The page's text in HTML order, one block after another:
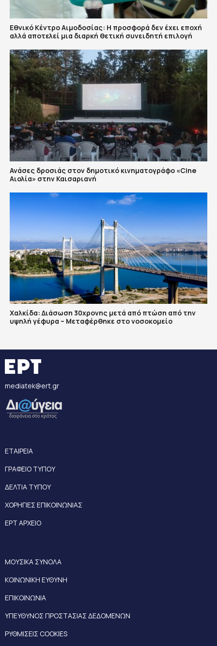
Εθνικό Κέντρο Αιμοδοσίας: H προσφορά δεν έχει εποχή
αλλά αποτελεί μια διαρκή θετική συνειδητή επιλογή
Ανάσες δροσιάς στον δημοτικό κινηματογράφο «Cine
Αιολία» στην Καισαριανή
Χαλκίδα: Διάσωση 30χρονης μετά από πτώση από την
υψηλή γέφυρα – Μεταφέρθηκε στο νοσοκομείο
mediatek@ert.gr
ΕΤΑΙΡΕΙΑ
ΓΡΑΦΕΙΟ ΤΥΠΟΥ
ΔΕΛΤΙΑ ΤΥΠΟΥ
ΧΟΡΗΓΙΕΣ ΕΠΙΚΟΙΝΩΝΙΑΣ
ΕΡΤ ΑΡΧΕΙΟ
ΜΟΥΣΙΚΑ ΣΥΝΟΛΑ
ΚΟΙΝΩΝΙΚΗ ΕΥΘΥΝΗ
ΕΠΙΚΟΙΝΩΝΙΑ
ΥΠΕΥΘΥΝΟΣ ΠΡΟΣΤΑΣΙΑΣ ΔΕΔΟΜΕΝΩΝ
ΡΥΘΜΙΣΕΙΣ COOKIES